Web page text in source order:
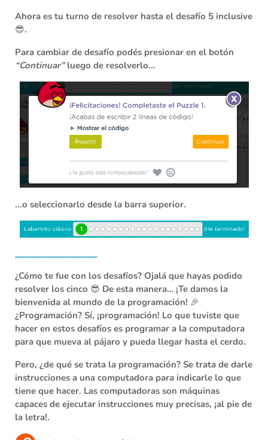
Ahora es tu turno de resolver hasta el desafío 5 inclusive
😎.
Para cambiar de desafío podés presionar en el botón
“Continuar”luego de resolverlo...
...o seleccionarlo desde la barra superior.
——————
¿Cómo te fue con los desafíos? Ojalá que hayas podido
resolver los cinco 😎 De esta manera… ¡Te damos la
bienvenida al mundo de la programación! 🎉
¿Programación? Sí, ¡programación! Lo que tuviste que
hacer en estos desafíos es programar a la computadora
para que mueva al pájaro y pueda llegar hasta el cerdo.
Pero, ¿de qué se trata la programación? Se trata de darle
instrucciones a una computadora para indicarle lo que
tiene que hacer. Las computadoras son máquinas
capaces de ejecutar instrucciones muy precisas, ¡al pie de
la letra!.